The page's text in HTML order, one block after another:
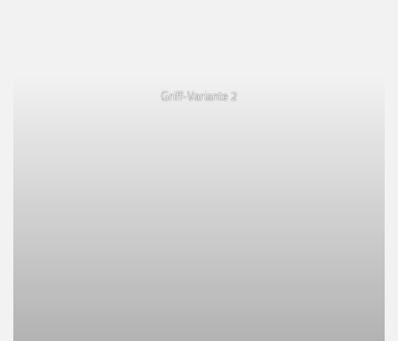
Griff-Variante 2